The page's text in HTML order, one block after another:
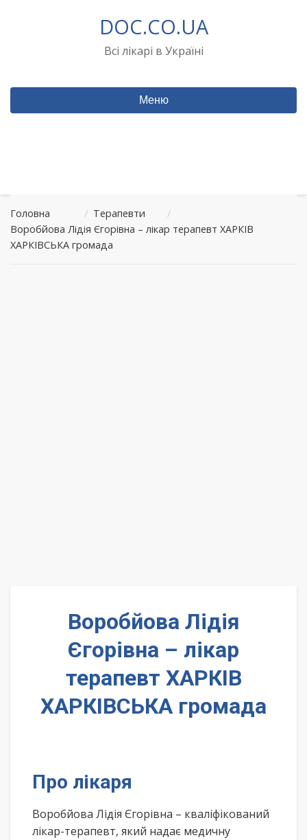
DOC.CO.UA
Всі лікарі в Україні
Меню
Головна / Терапевти
/
Воробйова Лідія Єгорівна – лікар терапевт ХАРКІВ
ХАРКІВСЬКА громада
Воробйова Лідія
Єгорівна – лікар
терапевт ХАРКІВ
ХАРКІВСЬКА громада
Про лікаря
Воробйова Лідія Єгорівна – кваліфікований
лікар-терапевт, який надає медичну